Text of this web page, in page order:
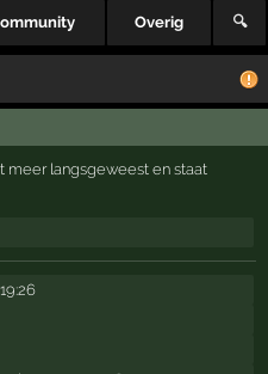
Overig 🔍
meer langsgeweest en staat